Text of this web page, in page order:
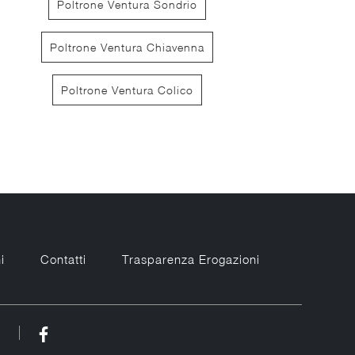
Poltrone Ventura Sondrio
Poltrone Ventura Chiavenna
Poltrone Ventura Colico
Contatti Trasparenza Erogazioni